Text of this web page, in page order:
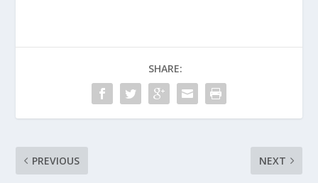
SHARE:
PREVIOUS NEXT